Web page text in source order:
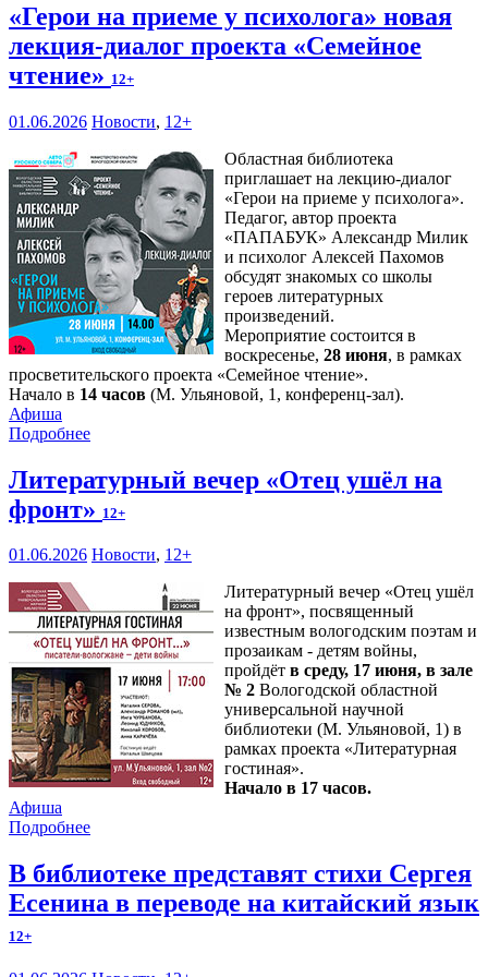
«Герои на приеме у психолога» новая
лекция-диалог проекта «Семейное
чтение» 12+
01.06.2026 Новости, 12+
Областная библиотека
приглашает на лекцию-диалог
«Герои на приеме у психолога».
Педагог, автор проекта
«ПАПАБУК» Александр Милик
и психолог Алексей Пахомов
обсудят знакомых со школы
героев литературных
произведений.
Мероприятие состоится в
воскресенье, 28 июня, в рамках
просветительского проекта «Семейное чтение».
Начало в 14 часов (М. Ульяновой, 1, конференц-зал).
Афиша
Подробнее
Литературный вечер «Отец ушёл на
фронт» 12+
01.06.2026 Новости, 12+
Литературный вечер «Отец ушёл
на фронт», посвященный
известным вологодским поэтам и
прозаикам - детям войны,
пройдёт в среду, 17 июня, в зале
№ 2 Вологодской областной
универсальной научной
библиотеки (М. Ульяновой, 1) в
рамках проекта «Литературная
гостиная».
Начало в 17 часов.
Афиша
Подробнее
В библиотеке представят стихи Сергея
Есенина в переводе на китайский язык
12+